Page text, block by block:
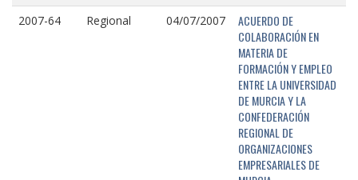
2007-64 Regional 04/07/2007
ACUERDO DE
COLABORACIÓN EN
MATERIA DE
FORMACIÓN Y EMPLEO
ENTRE LA UNIVERSIDAD
DE MURCIA Y LA
CONFEDERACIÓN
REGIONAL DE
ORGANIZACIONES
EMPRESARIALES DE